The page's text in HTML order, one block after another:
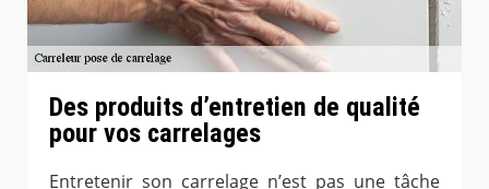
Des produits d’entretien de qualité
pour vos carrelages
Entretenir son carrelage n’est pas une tâche